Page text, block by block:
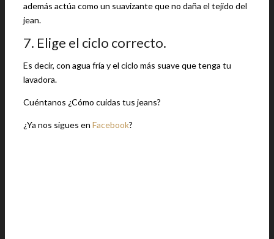
además actúa como un suavizante que no daña el tejido del
jean.
7. Elige el ciclo correcto.
Es decir, con agua fría y el ciclo más suave que tenga tu
lavadora.
Cuéntanos ¿Cómo cuidas tus jeans?
¿Ya nos sigues en Facebook?